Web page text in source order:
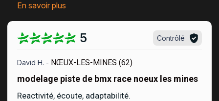
En savoir plus
5 Contrôlé
David H. - NŒUX-LES-MINES (62)
modelage piste de bmx race noeux les mines
Reactivité, écoute, adaptabilité.